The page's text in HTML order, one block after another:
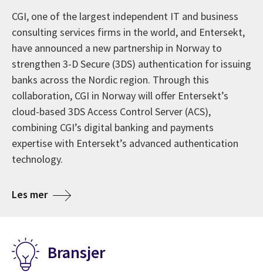
kåret til Career Company 2026
CGI, one of the largest independent IT and business
consulting services firms in the world, and Entersekt,
have announced a new partnership in Norway to
strengthen 3-D Secure (3DS) authentication for issuing
banks across the Nordic region. Through this
collaboration, CGI in Norway will offer Entersekt’s
cloud-based 3DS Access Control Server (ACS),
combining CGI’s digital banking and payments
expertise with Entersekt’s advanced authentication
technology.
Les mer about CGI and Entersekt partner to
Bransjer